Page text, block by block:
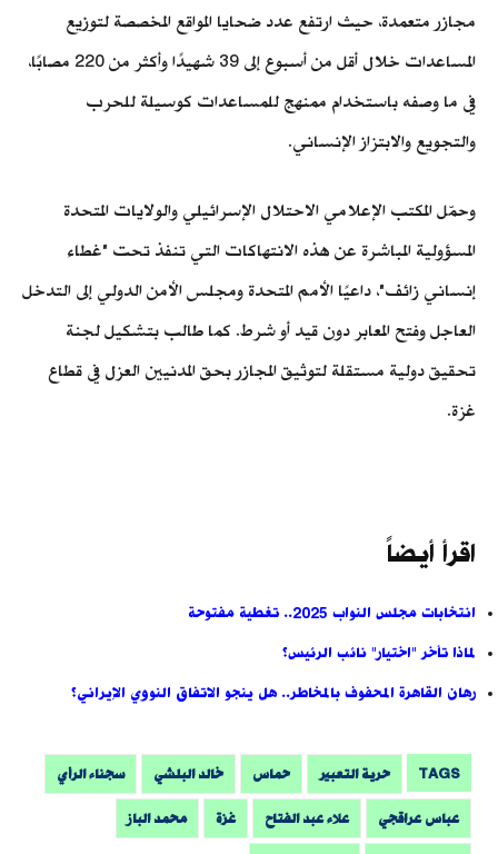
مجازر متعمدة، حيث ارتفع عدد ضحايا المواقع المخصصة لتوزيع
المساعدات خلال أقل من أسبوع إلى 39 شهيدًا وأكثر من 220 مصابًا،
في ما وصفه باستخدام ممنهج للمساعدات كوسيلة للحرب
والتجويع والابتزاز الإنساني.
وحمّل المكتب الإعلامي الاحتلال الإسرائيلي والولايات المتحدة
المسؤولية المباشرة عن هذه الانتهاكات التي تنفذ تحت "غطاء
إنساني زائف"، داعيًا الأمم المتحدة ومجلس الأمن الدولي إلى التدخل
العاجل وفتح المعابر دون قيد أو شرط. كما طالب بتشكيل لجنة
تحقيق دولية مستقلة لتوثيق المجازر بحق المدنيين العزل في قطاع
غزة.
اقرأ أيضاً
انتخابات مجلس النواب 2025.. تغطية مفتوحة
لماذا تأخر "اختيار" نائب الرئيس؟
رهان القاهرة المحفوف بالمخاطر.. هل ينجو الاتفاق النووي الإيراني؟
TAGS حرية التعبير حماس خالد البلشي سجناء الرأي
عباس عراقجي علاء عبد الفتاح غزة محمد الباز